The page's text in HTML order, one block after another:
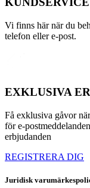
Vi finns här när du
telefon eller e-post.
EXKLUSIVA
Få exklusiva gåvor
för e-
erbjudanden
REGISTRERA DIG
Juridisk